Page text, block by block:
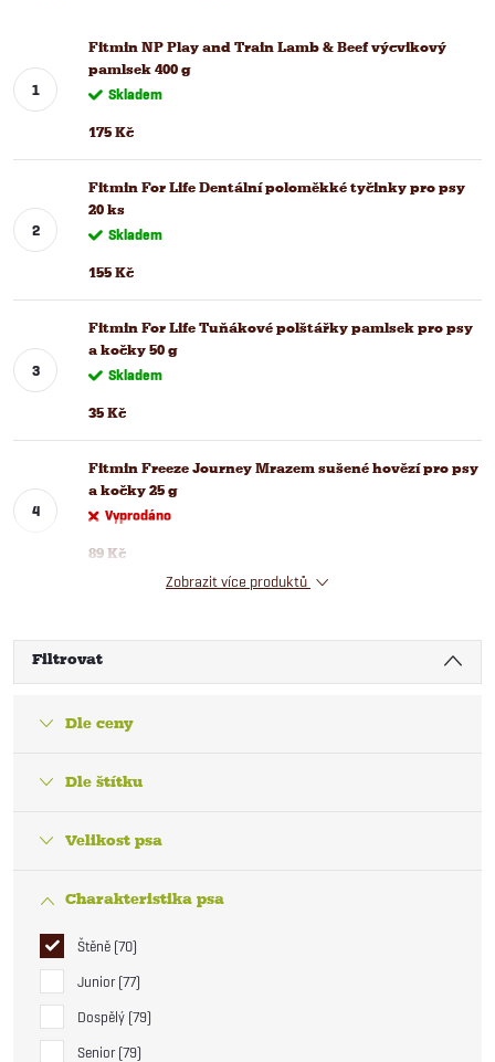
Fitmin NP Play and Train Lamb & Beef výcvikový
pamlsek 400 g
Skladem
175 Kč
Fitmin For Life Dentální poloměkké tyčinky pro psy
20 ks
Skladem
155 Kč
Fitmin For Life Tuňákové polštářky pamlsek pro psy
a kočky 50 g
Skladem
35 Kč
Fitmin Freeze Journey Mrazem sušené hovězí pro psy
a kočky 25 g
Vyprodáno
89 Kč
Zobrazit více produktů
Filtrovat
Dle ceny
Dle štítku
Velikost psa
Charakteristika psa
Štěně 70
Junior 77
Dospělý 79
Senior 79